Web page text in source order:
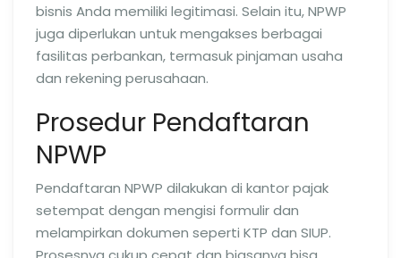
bisnis Anda memiliki legitimasi. Selain itu, NPWP
juga diperlukan untuk mengakses berbagai
fasilitas perbankan, termasuk pinjaman usaha
dan rekening perusahaan.
Prosedur Pendaftaran
NPWP
Pendaftaran NPWP dilakukan di kantor pajak
setempat dengan mengisi formulir dan
melampirkan dokumen seperti KTP dan SIUP.